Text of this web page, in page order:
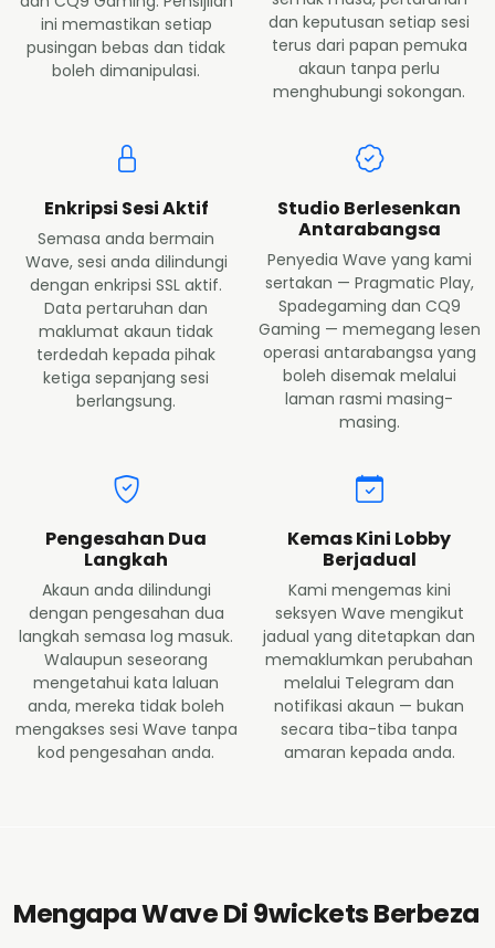
ini memastikan setiap
pusingan bebas dan tidak
boleh dimanipulasi.
dan keputusan setiap sesi
terus dari papan pemuka
akaun tanpa perlu
menghubungi sokongan.
Enkripsi Sesi Aktif
Semasa anda bermain
Wave, sesi anda dilindungi
dengan enkripsi SSL aktif.
Data pertaruhan dan
maklumat akaun tidak
terdedah kepada pihak
ketiga sepanjang sesi
berlangsung.
Studio Berlesenkan
Antarabangsa
Penyedia Wave yang kami
sertakan — Pragmatic Play,
Spadegaming dan CQ9
Gaming — memegang lesen
operasi antarabangsa yang
boleh disemak melalui
laman rasmi masing-
masing.
Pengesahan Dua
Langkah
Akaun anda dilindungi
dengan pengesahan dua
langkah semasa log masuk.
Walaupun seseorang
mengetahui kata laluan
anda, mereka tidak boleh
mengakses sesi Wave tanpa
kod pengesahan anda.
Kemas Kini Lobby
Berjadual
Kami mengemas kini
seksyen Wave mengikut
jadual yang ditetapkan dan
memaklumkan perubahan
melalui Telegram dan
notifikasi akaun — bukan
secara tiba-tiba tanpa
amaran kepada anda.
Mengapa Wave Di 9wickets Berbeza